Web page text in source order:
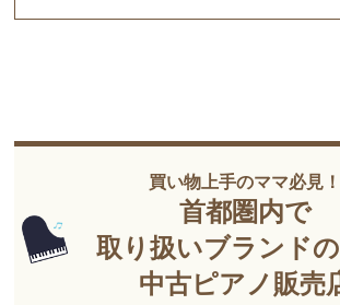
買い物上手のママ必見！
首都圏内で
取り扱いブランド
中古ピアノ販売